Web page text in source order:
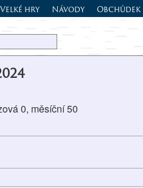
Velké hry Návody Obchůdek
0, měsíční 50